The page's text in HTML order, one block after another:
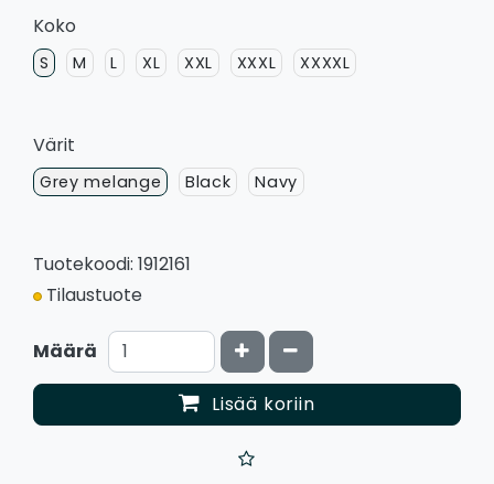
Koko
S M L XL XXL XXXL XXXXL
Värit
Grey melange Black Navy
Tuotekoodi: 1912161
Tilaustuote
Määrä Kasvata määrää
Vähennä määrää
Lisää koriin